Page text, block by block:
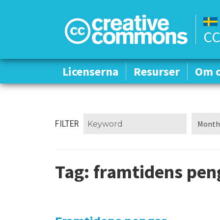
Licenserna Resurser Om
Licenserna Resurser Om
FILTER
Tag: framtidens